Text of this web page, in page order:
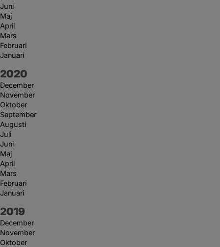
Juni
Maj
April
Mars
Februari
Januari
År:
2020
December
November
Oktober
September
Augusti
Juli
Juni
Maj
April
Mars
Februari
Januari
År:
2019
December
November
Oktober